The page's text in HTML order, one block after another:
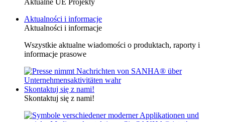
Aktualne UE Projekty
Aktualności i informacje
Aktualności i informacje
Wszystkie aktualne wiadomości o produktach, raporty i
informacje prasowe
Skontaktuj się z nami!
Skontaktuj się z nami!